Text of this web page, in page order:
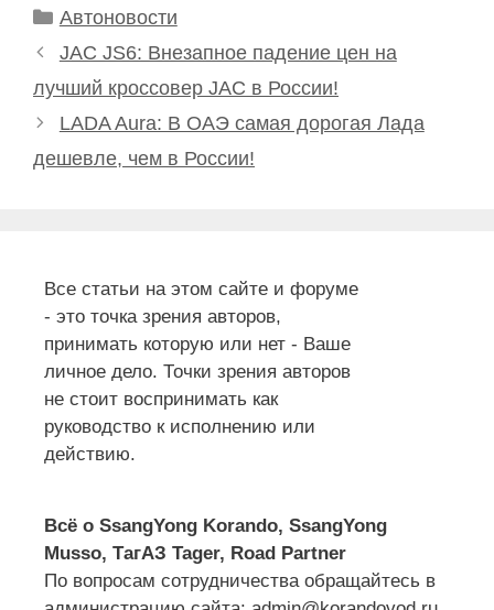
Рубрики
Автоновости
JAC JS6: Внезапное падение цен на
лучший кроссовер JAC в России!
LADA Aura: В ОАЭ самая дорогая Лада
дешевле, чем в России!
Все статьи на этом сайте и форуме
- это точка зрения авторов,
принимать которую или нет - Ваше
личное дело. Точки зрения авторов
не стоит воспринимать как
руководство к исполнению или
действию.
Всё о SsangYong Korando, SsangYong
Musso, ТагАЗ Tager, Road Partner
По вопросам сотрудничества обращайтесь в